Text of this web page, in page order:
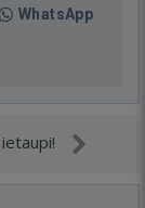
WhatsApp